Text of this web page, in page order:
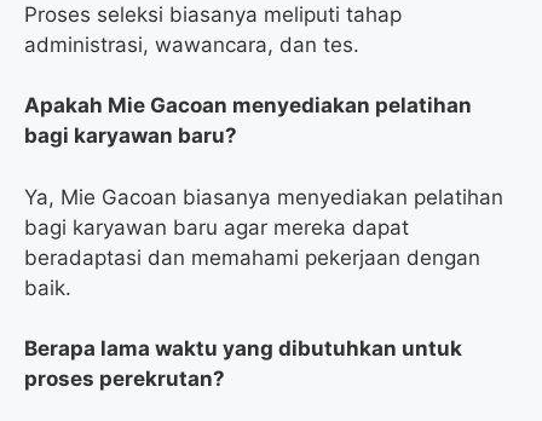
Proses seleksi biasanya meliputi tahap
administrasi, wawancara, dan tes.
Apakah Mie Gacoan menyediakan pelatihan
bagi karyawan baru?
Ya, Mie Gacoan biasanya menyediakan pelatihan
bagi karyawan baru agar mereka dapat
beradaptasi dan memahami pekerjaan dengan
baik.
Berapa lama waktu yang dibutuhkan untuk
proses perekrutan?